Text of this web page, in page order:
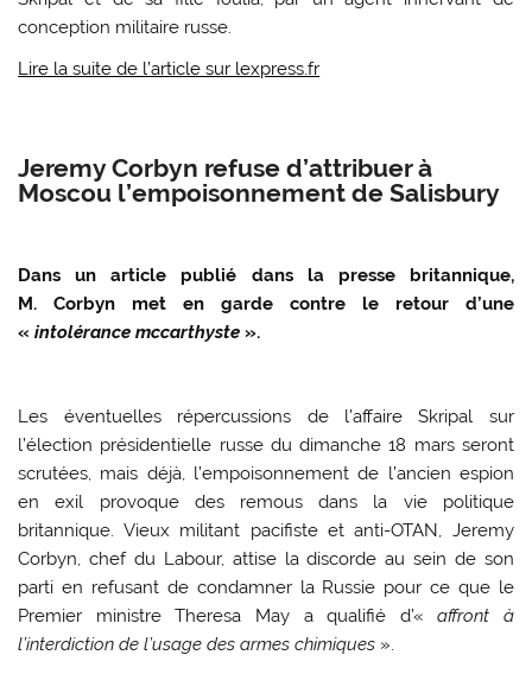
conception militaire russe.
Lire la suite de l’article sur lexpress.fr
Jeremy Corbyn refuse d’attribuer à
Moscou l’empoisonnement de Salisbury
Dans un article publié dans la presse britannique,
M. Corbyn met en garde contre le retour d’une
«intolérance mccarthyste ».
Les éventuelles répercussions de l’affaire Skripal sur
l’élection présidentielle russe du dimanche 18 mars seront
scrutées, mais déjà, l’empoisonnement de l’ancien espion
en exil provoque des remous dans la vie politique
britannique. Vieux militant pacifiste et anti-OTAN, Jeremy
Corbyn, chef du Labour, attise la discorde au sein de son
parti en refusant de condamner la Russie pour ce que le
Premier ministre Theresa May a qualifié d’«affront à
l’interdiction de l’usage des armes chimiques ».